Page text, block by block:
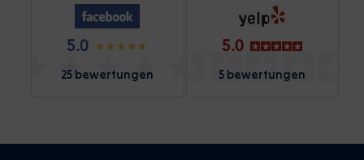
5.0
25 bewertungen
5.0
5 bewertungen